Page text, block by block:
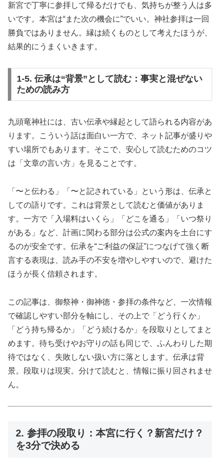
新宮で丁寧に参拝して帰るだけでも、気持ちが整う人は多
いです。本宮は“また次の機会に”でいい。神社参拝は一回
勝負ではありません。縁は続くものとして考えたほうが、
結果的にうまくいきます。
1-5. 伝承は“背景”として読む：事実と混ぜない
ための読み方
九頭竜神社には、古い伝承や縁起として語られる内容があ
ります。こういう話は面白い一方で、ネット記事が盛りや
すい場所でもあります。そこで、安心して読むためのコツ
は「文章の言い方」を見ることです。
「〜と伝わる」「〜と記されている」という形は、伝承と
しての語りです。これは背景として読むと価値がありま
す。一方で「入場料はいくら」「どこを通る」「いつ祭り
がある」など、計画に関わる部分は公式の案内を土台にす
るのが安全です。伝承を“ご利益の保証”につなげて強く断
言する表現は、読み手の不安を増やしやすいので、避けた
ほうが長く信頼されます。
この記事は、御祭神・御神徳・参拝の条件など、一次情報
で確認しやすい部分を軸にし、その上で「どう行くか」
「どう持ち帰るか」「どう続けるか」を段取りとしてまと
めます。待ち受けやお守りの話も同じで、ふんわりした期
待ではなく、失敗しない扱い方に落とします。伝承は背
景。段取りは現実。分けて読むと、情報に振り回されませ
ん。
2. 参拝の段取り：本宮に行く？新宮だけ？
を3分で決める